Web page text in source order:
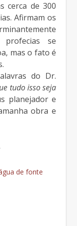
cerca de 300
Afirmam os
profecias se
mas o fato é
do Dr.
tudo isso seja
planejador e
obra e
de fonte